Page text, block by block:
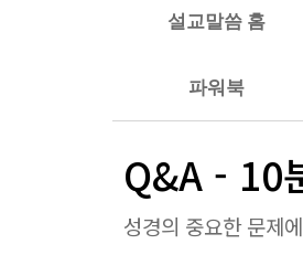
설교말씀 홈
파워북
Q&A - 10
성경의 중요한 문제